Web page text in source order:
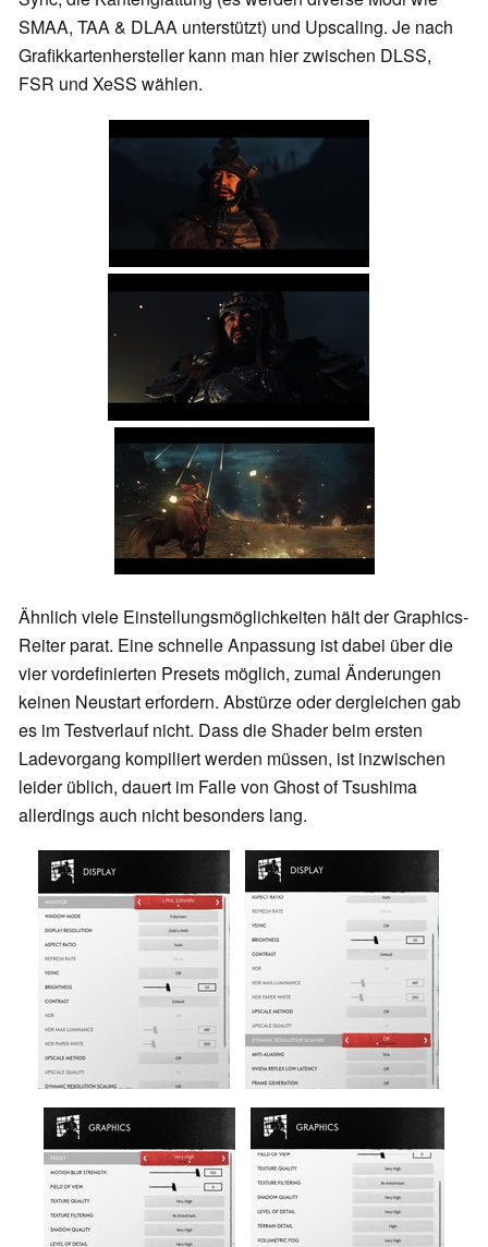
SMAA, TAA & DLAA unterstützt) und Upscaling. Je nach
Grafikkartenhersteller kann man hier zwischen DLSS,
FSR und XeSS wählen.
Ähnlich viele Einstellungsmöglichkeiten hält der Graphics-
Reiter parat. Eine schnelle Anpassung ist dabei über die
vier vordefinierten Presets möglich, zumal Änderungen
keinen Neustart erfordern. Abstürze oder dergleichen gab
es im Testverlauf nicht. Dass die Shader beim ersten
Ladevorgang kompiliert werden müssen, ist inzwischen
leider üblich, dauert im Falle von Ghost of Tsushima
allerdings auch nicht besonders lang.